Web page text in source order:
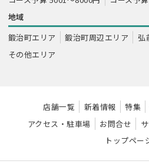
地域
鍛治町エリア
鍛治町周辺エリア
弘
その他エリア
店舗一覧 新着情報 特集
アクセス・駐車場
お問合せ
トップペー